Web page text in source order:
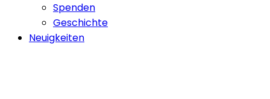
Spenden
Geschichte
Neuigkeiten